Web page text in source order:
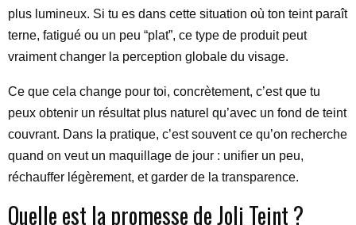
plus lumineux. Si tu es dans cette situation où ton teint paraît
terne, fatigué ou un peu “plat”, ce type de produit peut
vraiment changer la perception globale du visage.
Ce que cela change pour toi, concrètement, c’est que tu
peux obtenir un résultat plus naturel qu’avec un fond de teint
couvrant. Dans la pratique, c’est souvent ce qu’on recherche
quand on veut un maquillage de jour : unifier un peu,
réchauffer légèrement, et garder de la transparence.
Quelle est la promesse de Joli Teint ?